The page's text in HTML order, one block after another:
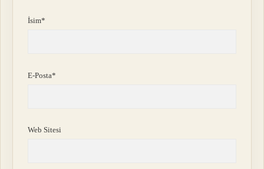
İsim*
E-Posta*
Web Sitesi